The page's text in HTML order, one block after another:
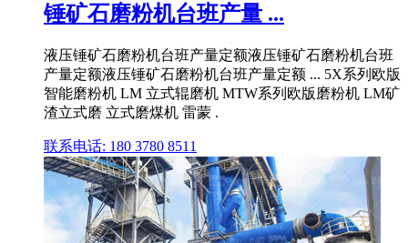
锤矿石磨粉机台班产量 ...
液压锤矿石磨粉机台班产量定额液压锤矿石磨粉机台班
产量定额液压锤矿石磨粉机台班产量定额 ... 5X系列欧版
智能磨粉机 LM 立式辊磨机 MTW系列欧版磨粉机 LM矿
渣立式磨 立式磨煤机 雷蒙 .
联系电话: 180 3780 8511